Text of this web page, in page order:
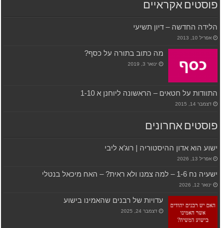
פוסטים אקראיים
הלידה החדשה – דיון תשיעי
אפריל 10, 2013
מה כתוב בתורה על כסף?
ינואר 3, 2019
התוודות על חטאים – הראשונה ליוחנן א 1-10
דצמבר 14, 2015
פוסטים אחרונים
ישוע הוא אדון ההיסטוריה | רוג’א ליבי
אפריל 13, 2026
ישעיה נח 1-6 – למה צמנו ולא ראית? – האח מיכאל בנטלי
ינואר 12, 2026
עדויות של רבנים שהאמינו בישוע
דצמבר 24, 2025